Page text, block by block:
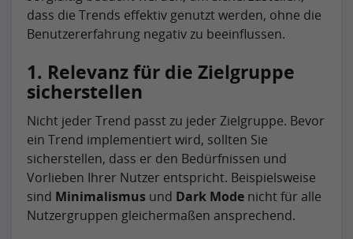
dass die Trends effektiv genutzt werden, ohne die
Benutzererfahrung negativ zu beeinflussen.
1. Relevanz für die Zielgruppe
sicherstellen
Nicht jeder Trend passt zu jeder Zielgruppe. Bevor
ein Trend implementiert wird, sollten Sie
sicherstellen, dass er den Bedürfnissen und
Vorlieben Ihrer Nutzer entspricht. Beispielsweise
sind Minimalismus und Dark Mode nicht für alle
Nutzergruppen gleichermaßen ansprechend.